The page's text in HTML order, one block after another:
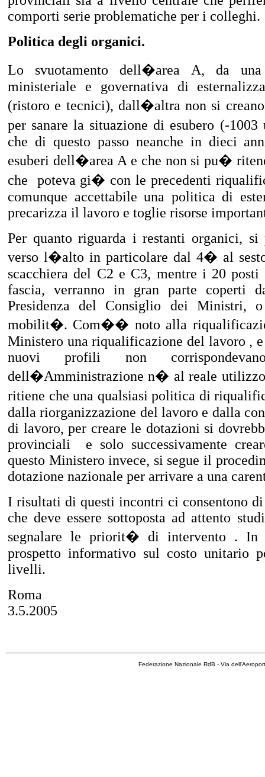
comporti serie problematiche per i colleghi.
Politica degli organici.
Lo svuotamento dell�area A, da
ministeriale e governativa di
(ristoro e tecnici), dall�altra non si
per sanare la situazione di esubero (-
che di questo passo neanche in dieci
esuberi dell�area A e che non si pu�
che
poteva gi� con le precedenti
comunque accettabile una politica di
precarizza il lavoro e toglie risorse
Per quanto riguarda i restanti organici, si
verso l�alto in particolare dal 4� al
scacchiera del C2 e C3, mentre i 20
fascia, verranno in gran parte coperti
Presidenza del Consiglio dei Ministri,
mobilit�. Com�� noto alla
Ministero una riqualificazione del lavoro ,
nuovi profili non
dell�Amministrazione n� al reale utilizzo
ritiene che una qualsiasi politica di
dalla riorganizzazione del lavoro e dalla
di lavoro, per creare le dotazioni si
provinciali
e solo successivamente
questo Ministero invece, si segue il
dotazione nazionale per arrivare a una
I risultati di questi incontri ci consentono
che deve essere sottoposta ad attento
segnalare le priorit� di intervento . In
prospetto informativo sul costo unitario
livelli.
Roma
3.5.2005
Federazione Nazionale RdB - Via